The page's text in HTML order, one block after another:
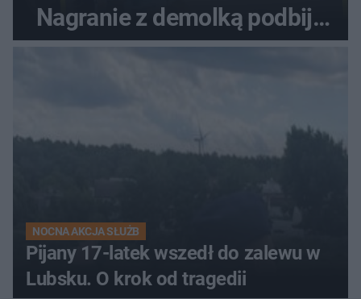
Nagranie z demolką podbija
sieć
NOCNA AKCJA SŁUŻB
Pijany 17-latek wszedł do zalewu w
Lubsku. O krok od tragedii